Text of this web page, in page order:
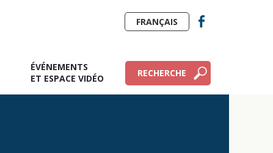
ÉVÉNEMENTS
ET ESPACE VIDÉO
RECHERCHE
FRANÇAIS